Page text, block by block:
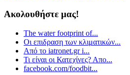
Ακολουθήστε μας!
The water footprint of...
Οι επιδραση των κλιματικών...
Από το iatronet.gr i...
Τι είναι οι Κατεχίνες? Απο...
facebook.com/foodbit...